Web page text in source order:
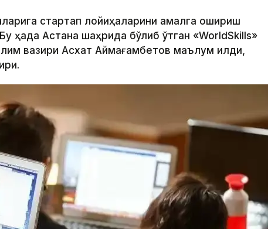
стартап лойиҳаларини амалга ошириш
ҳақда Астана шаҳрида бўлиб ўтган «WorldSkills»
вазири Асхат Аймағамбетов маълум қилди,